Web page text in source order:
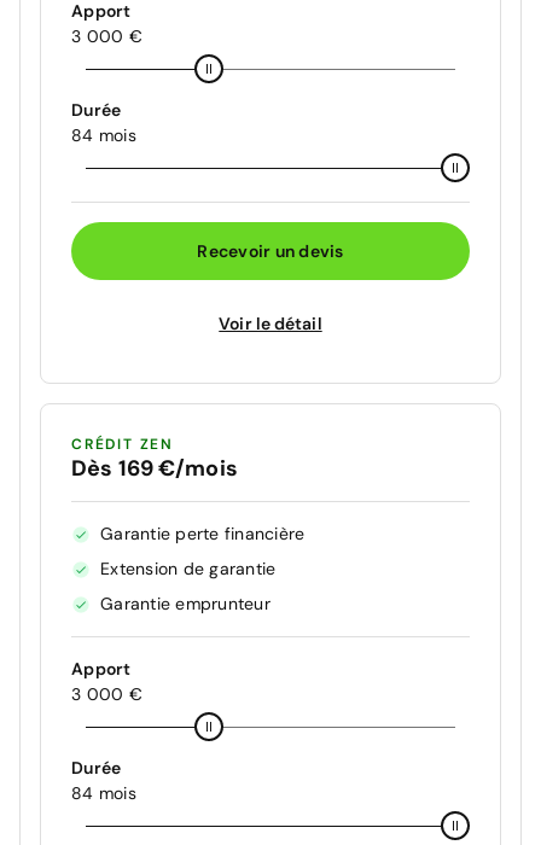
Apport
3 000 €
Durée
84 mois
Recevoir un devis
Voir le détail
CRÉDIT ZEN
Dès 169 €/mois
Garantie perte financière
Extension de garantie
Garantie emprunteur
Apport
3 000 €
Durée
84 mois